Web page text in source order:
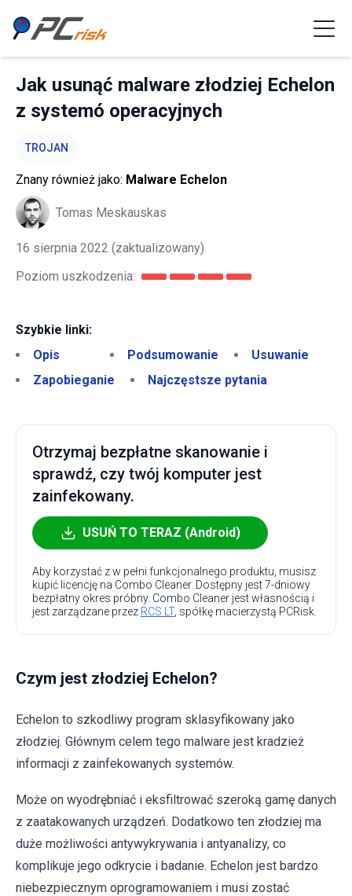
Jak usunąć malware złodziej Echelon
z systemó operacyjnych
TROJAN
Znany również jako: Malware Echelon
Tomas Meskauskas
16 sierpnia 2022 (zaktualizowany)
Poziom uszkodzenia:
Szybkie linki:
Opis
Podsumowanie
Usuwanie
Zapobieganie
Najczęstsze pytania
Otrzymaj bezpłatne skanowanie i
sprawdź, czy twój komputer jest
zainfekowany.
USUŃ TO TERAZ (Android)
Aby korzystać z w pełni funkcjonalnego produktu, musisz
kupić licencję na Combo Cleaner. Dostępny jest 7-dniowy
bezpłatny okres próbny. Combo Cleaner jest własnością i
jest zarządzane przez RCS LT, spółkę macierzystą PCRisk.
Czym jest złodziej Echelon?
Echelon to szkodliwy program sklasyfikowany jako
złodziej. Głównym celem tego malware jest kradzież
informacji z zainfekowanych systemów.
Może on wyodrębniać i eksfiltrować szeroką gamę danych
z zaatakowanych urządzeń. Dodatkowo ten złodziej ma
duże możliwości antywykrywania i antyanalizy, co
komplikuje jego odkrycie i badanie. Echelon jest bardzo
niebezpiecznym oprogramowaniem i musi zostać